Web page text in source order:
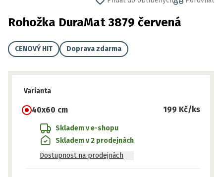
Rohožka DuraMat 3879 červená
CENOVÝ HIT Doprava zdarma
Varianta
40x60 cm 199 Kč/ks
Skladem v e-shopu
Skladem v 2 prodejnách
Dostupnost na prodejnách